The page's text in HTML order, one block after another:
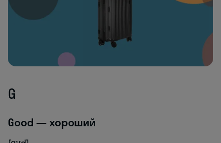
G
Good — хороший